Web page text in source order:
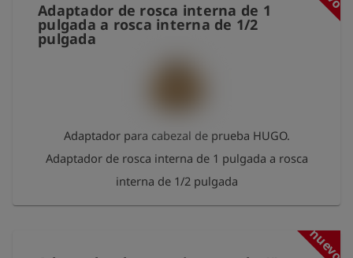
Adaptador de rosca interna de 1
pulgada a rosca interna de 1/2
pulgada
Adaptador para cabezal de prueba HUGO.
Adaptador de rosca interna de 1 pulgada a rosca
interna de 1/2 pulgada
nuevo